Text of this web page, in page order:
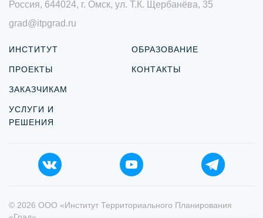
Россия, 644024, г. Омск, ул. Т.К. Щербанёва, 35
grad@itpgrad.ru
ИНСТИТУТ
ПРОЕКТЫ
ЗАКАЗЧИКАМ
УСЛУГИ И
РЕШЕНИЯ
ОБРАЗОВАНИЕ
КОНТАКТЫ
© 2026 ООО «Институт Территориального Планирования